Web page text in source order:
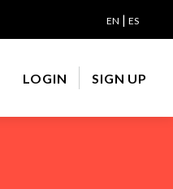
EN | ES
LOGIN SIGN UP